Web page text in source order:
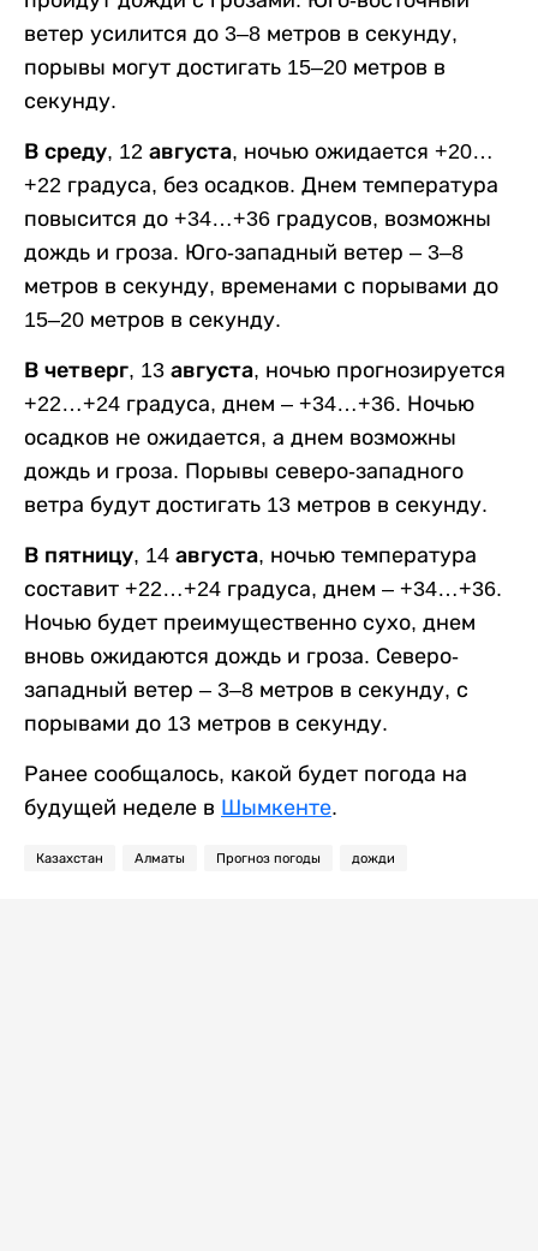
ветер усилится до 3–8 метров в секунду,
порывы могут достигать 15–20 метров в
секунду.
В среду, 12 августа, ночью ожидается +20…
+22 градуса, без осадков. Днем температура
повысится до +34…+36 градусов, возможны
дождь и гроза. Юго-западный ветер – 3–8
метров в секунду, временами с порывами до
15–20 метров в секунду.
В четверг, 13 августа, ночью прогнозируется
+22…+24 градуса, днем – +34…+36. Ночью
осадков не ожидается, а днем возможны
дождь и гроза. Порывы северо-западного
ветра будут достигать 13 метров в секунду.
В пятницу, 14 августа, ночью температура
составит +22…+24 градуса, днем – +34…+36.
Ночью будет преимущественно сухо, днем
вновь ожидаются дождь и гроза. Северо-
западный ветер – 3–8 метров в секунду, с
порывами до 13 метров в секунду.
Ранее сообщалось, какой будет погода на
будущей неделе в Шымкенте.
Казахстан Алматы Прогноз погоды дожди